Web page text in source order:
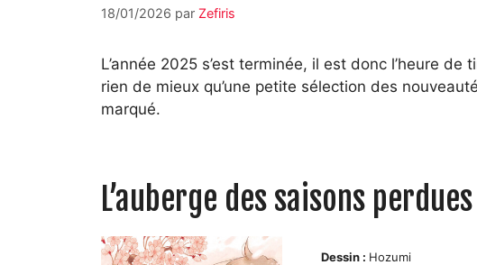
18/01/2026 par Zefiris
L’année 2025 s’est terminée, il est donc l’heure
rien de mieux qu’une petite sélection des
marqué.
L’auberge des saisons perdues
Dessin : Hozumi